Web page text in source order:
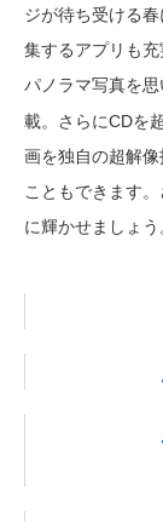
ジが待ち受ける
集するアプリも
パノラマ写真を
載。さらにCDを
画を独自の超解
こともできます
に輝かせましょう